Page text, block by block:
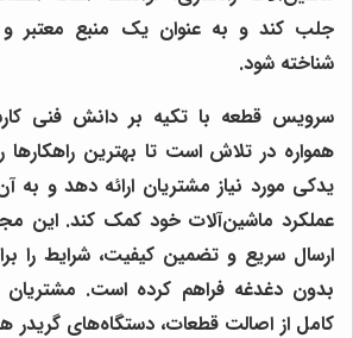
جلب کند و به عنوان یک منبع معتبر و
شناخته شود.
سرویس قطعه با تکیه بر دانش فنی
همواره در تلاش است تا بهترین راهکارها
یدکی مورد نیاز مشتریان ارائه دهد و به
عملکرد ماشین‌آلات خود کمک کند. این
ارسال سریع و تضمین کیفیت، شرایط را
بدون دغدغه فراهم کرده است. مشتریان
کامل از اصالت قطعات، دستگاه‌های گریدر